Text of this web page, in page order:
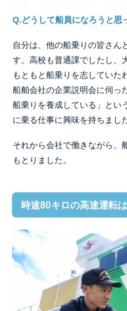
Q.どうして船員になろうと思
自分は、他の船乗りの皆さん
す。高校も普通課でしたし、
もともと船乗りを志していた
船舶会社の企業説明会に伺っ
船乗りを養成している」とい
に乗る仕事に興味を持ちまし
それから会社で働きながら、
もとりました。
時速80キロの高速運転